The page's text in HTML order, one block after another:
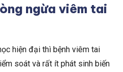
ngừa viêm tai
hiện đại thì bệnh viêm tai
soát và rất ít phát sinh biến